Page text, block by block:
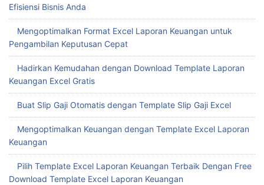
Efisiensi Bisnis Anda
Mengoptimalkan Format Excel Laporan Keuangan untuk
Pengambilan Keputusan Cepat
Hadirkan Kemudahan dengan Download Template Laporan
Keuangan Excel Gratis
Buat Slip Gaji Otomatis dengan Template Slip Gaji Excel
Mengoptimalkan Keuangan dengan Template Excel Laporan
Keuangan
Pilih Template Excel Laporan Keuangan Terbaik Dengan Free
Download Template Excel Laporan Keuangan